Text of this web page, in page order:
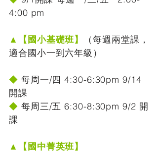
4:00 pm
▲【國小基礎班】
（每週兩堂課，
適合國小一到六年級）
◆ 每周一/四 4:30-6:30pm 9/14
開課
◆ 每周三/五 6:30-8:30pm 9/2 開
課
▲【國中菁英班】